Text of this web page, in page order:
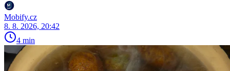
Mobify.cz
8. 8. 2026, 20:42
4 min